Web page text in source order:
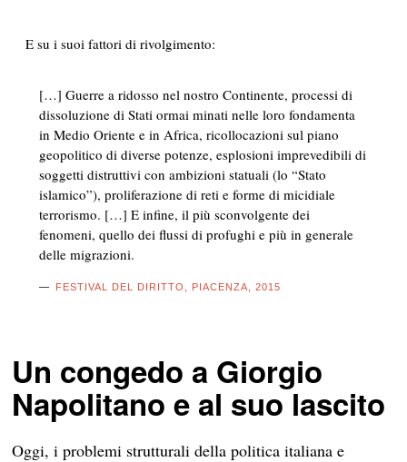
E su i suoifattori di rivolgimento:
[…] Guerre a ridosso nel nostro Continente, processi di
dissoluzione di Stati ormai minati nelle loro fondamenta
in Medio Oriente e in Africa, ricollocazioni sul piano
geopolitico di diverse potenze, esplosioni imprevedibili di
soggetti distruttivi con ambizioni statuali (lo “Stato
islamico”), proliferazione di reti e forme di micidiale
terrorismo. […] E infine, il più sconvolgente dei
fenomeni, quello dei flussi di profughi e più in generale
delle migrazioni.
FESTIVAL DEL DIRITTO, PIACENZA, 2015
Un congedo a Giorgio
Napolitano e al suo lascito
Oggi, i problemi strutturali della politica italiana e